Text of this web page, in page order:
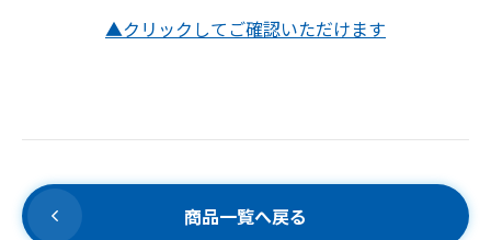
▲クリックしてご確認いただけます
商品一覧へ戻る